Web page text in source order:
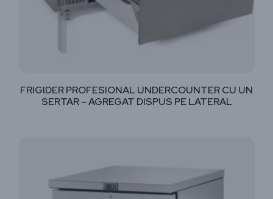
FRIGIDER PROFESIONAL UNDERCOUNTER CU UN
SERTAR – AGREGAT DISPUS PE LATERAL